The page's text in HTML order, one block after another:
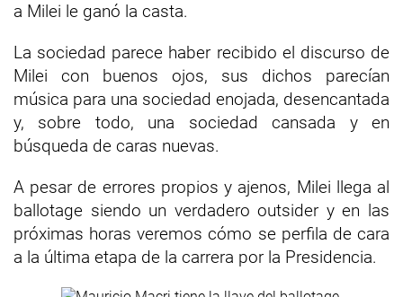
a Milei le ganó la casta.
La sociedad parece haber recibido el discurso de
Milei con buenos ojos, sus dichos parecían
música para una sociedad enojada, desencantada
y, sobre todo, una sociedad cansada y en
búsqueda de caras nuevas.
A pesar de errores propios y ajenos, Milei llega al
ballotage siendo un verdadero outsider y en las
próximas horas veremos cómo se perfila de cara
a la última etapa de la carrera por la Presidencia.